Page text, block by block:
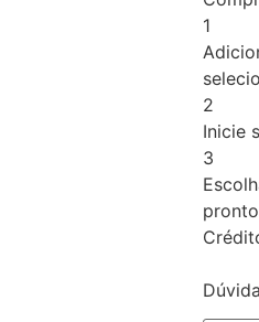
1
2
Inicie
3